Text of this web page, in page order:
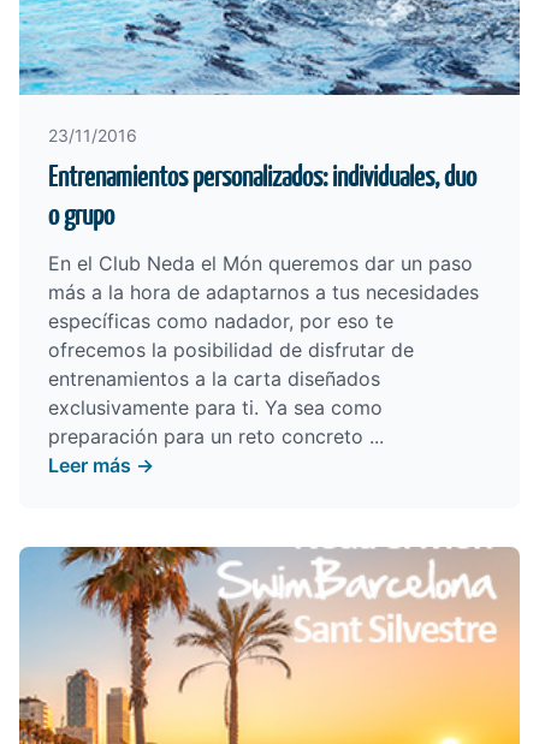
23/11/2016
Entrenamientos personalizados: individuales, duo
o grupo
En el Club Neda el Món queremos dar un paso
más a la hora de adaptarnos a tus necesidades
específicas como nadador, por eso te
ofrecemos la posibilidad de disfrutar de
entrenamientos a la carta diseñados
exclusivamente para ti. Ya sea como
preparación para un reto concreto ...
Leer más →